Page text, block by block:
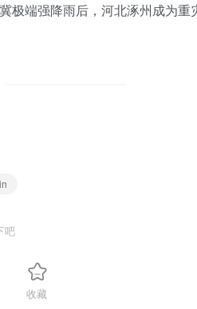
极端强降雨后，河北涿州成为
吧
收藏